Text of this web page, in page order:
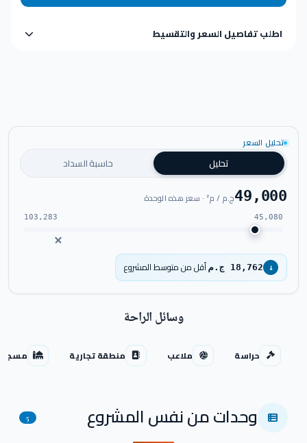
اطلب تفاصيل السعر والتقسيط
تحليل السعر
تحليل حاسبة السداد
49,000ج.م / م² · سعر هذه الوحدة
45,080
103,283
↓ 18,762 ج.م أقل من متوسط المشروع
وسائل الراحة
حراسة ملاعب منطقة تجارية مسجد
وحدات من نفس المشروع 5